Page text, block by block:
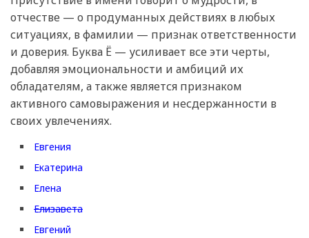
отчестве — о продуманных действиях в любых
ситуациях, в фамилии — признак ответственности
и доверия. Буква Ё — усиливает все эти черты,
добавляя эмоциональности и амбиций их
обладателям, а также является признаком
активного самовыражения и несдержанности в
своих увлечениях.
Евгения
Екатерина
Елена
Елизавета
Евгений